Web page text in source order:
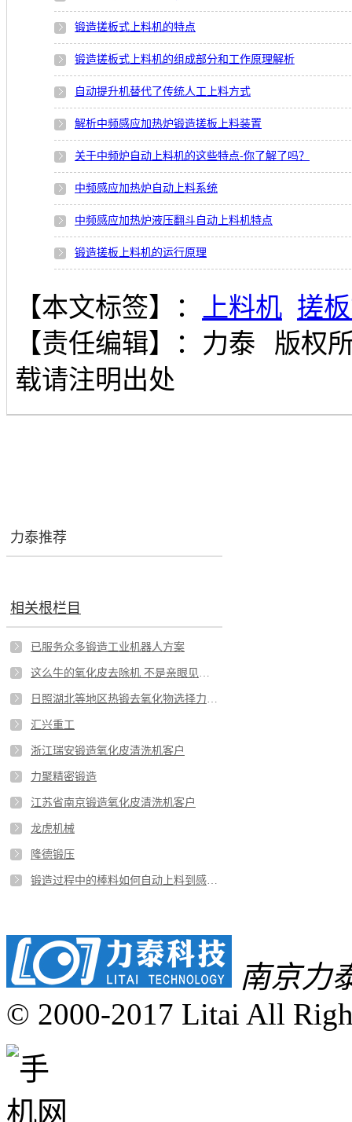
锻造搓板式上料机的特点
锻造搓板式上料机的组成部分和工作原理解析
自动提升机替代了传统人工上料方式
解析中频感应加热炉锻造搓板上料装置
关于中频炉自动上料机的这些特点-你了解了吗？
中频感应加热炉自动上料系统
中频感应加热炉液压翻斗自动上料机特点
锻造搓板上料机的运行原理
【本文标签】： 上料机 搓
【责任编辑】： 力泰
版权
载请注明出处
力泰推荐
相关根栏目
已服务众多锻造工业机器人方案
这么牛的氧化皮去除机 不是亲眼见到都不敢相信
日照湖北等地区热锻去氧化物选择力泰牌锻造扒皮机
汇兴重工
浙江瑞安锻造氧化皮清洗机客户
力聚精密锻造
江苏省南京锻造氧化皮清洗机客户
龙虎机械
隆德锻压
锻造过程中的棒料如何自动上料到感应加热炉中
南京力
© 2000-2017 Litai All